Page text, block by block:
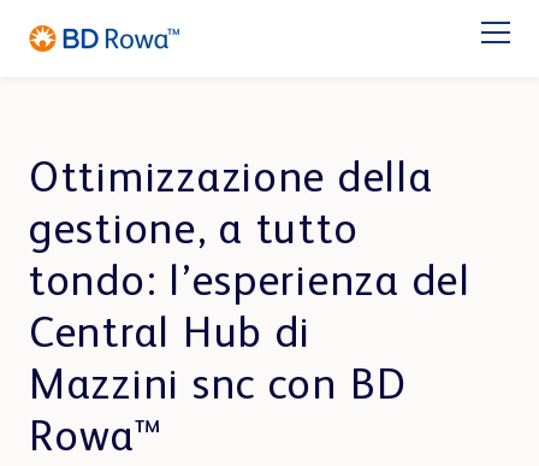
日本語
STOCCAGGIO & PRELIEVO
SETTORI
Catene di farmacie
SOLUZIONI
Assistenza
Ottimizzazione della
gestione, a tutto
tondo: l’esperienza del
Central Hub di
Mazzini snc con BD
Rowa™